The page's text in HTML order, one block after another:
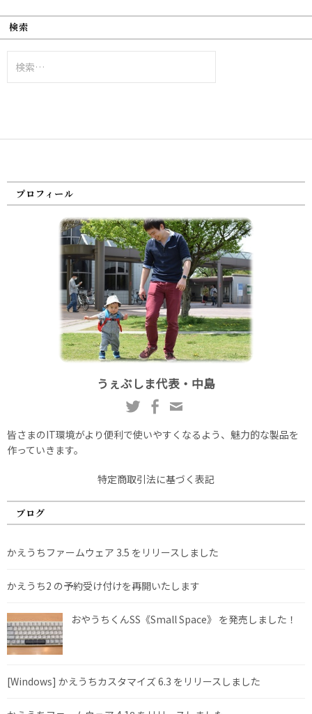
検索
索:
プロフィール
うぇぶしま代表・中島
皆さまのIT環境がより便利で使いやすくなるよう、魅力的な製品を
作っていきます。
特定商取引法に基づく表記
ブログ
かえうちファームウェア 3.5 をリリースしました
かえうち2 の予約受け付けを再開いたします
おやうちくんSS《Small Space》 を発売しました！
[Windows] かえうちカスタマイズ 6.3 をリリースしました